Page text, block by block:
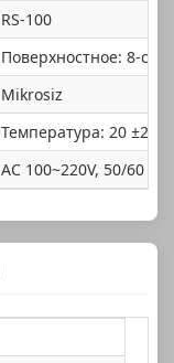
RS-100
Поверхностное: 8-
Mikrosiz
Температура: 20 ±2
AC 100~220V, 50/60 Гц,